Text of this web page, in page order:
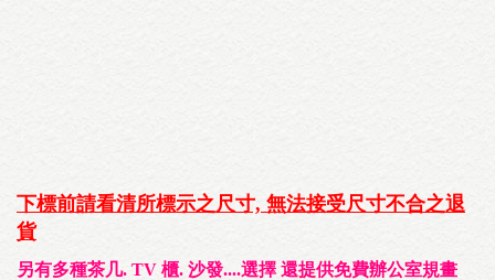
下標前請看清所標示之尺寸, 無法接受尺寸不合之退
貨
另有多種茶几. TV 櫃. 沙發....選擇 還提供免費辦公室規畫